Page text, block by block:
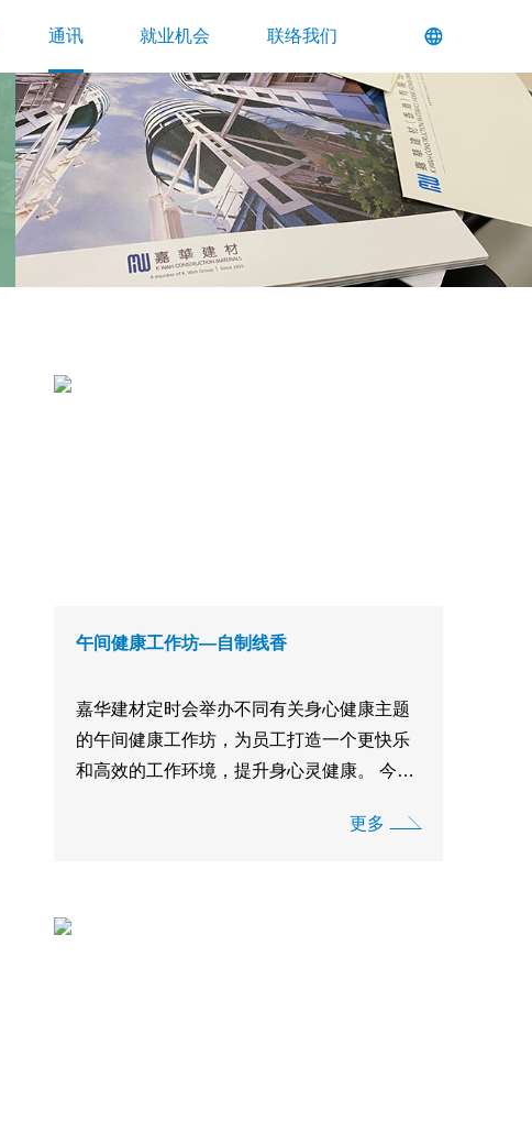
通讯 就业机会 联络我们
午间健康工作坊—自制线香
嘉华建材定时会举办不同有关身心健康主题
的午间健康工作坊，为员工打造一个更快乐
和高效的工作环境，提升身心灵健康。 今年
Heung Yau」(香港本地制香品牌)的年轻制香
更多